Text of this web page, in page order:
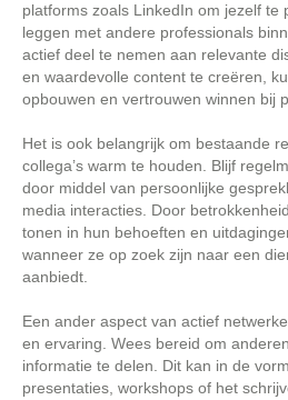
platforms zoals LinkedIn om jezelf te
leggen met andere professionals
actief deel te nemen aan relevante
en waardevolle content te creëren,
opbouwen en vertrouwen winnen bij
Het is ook belangrijk om bestaande
collega’s warm te houden. Blijf
door middel van persoonlijke
media interacties. Door
tonen in hun behoeften en
wanneer ze op zoek zijn naar een
aanbiedt.
Een ander aspect van actief
en ervaring. Wees bereid om
informatie te delen. Dit kan in de
presentaties, workshops of het